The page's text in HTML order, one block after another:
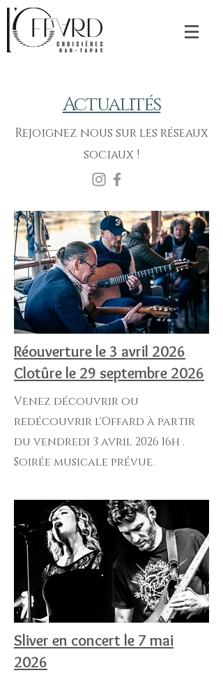
Actualités
Rejoignez nous sur les réseaux
sociaux !
Réouverture le 3 avril 2026
Clotûre le 29 septembre 2026
Venez découvrir ou
redécouvrir l'Offard à partir
du vendredi 3 avril 2026 16h .
Soirée musicale prévue.
Sliver en concert le 7 mai
2026